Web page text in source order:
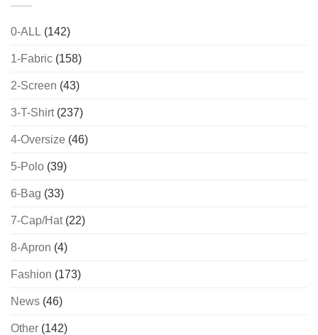
0-ALL (142)
1-Fabric (158)
2-Screen (43)
3-T-Shirt(237)
4-Oversize (46)
5-Polo (39)
6-Bag (33)
7-Cap/Hat(22)
8-Apron (4)
Fashion (173)
News (46)
Other (142)